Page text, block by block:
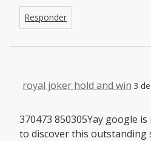
Responder
royal joker hold and win 3
370473 850305Yay google
to discover this outstanding